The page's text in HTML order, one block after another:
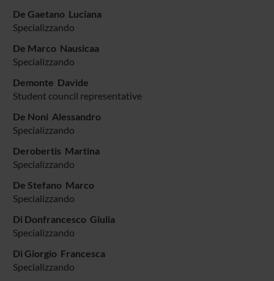
De Gaetano Luciana
Specializzando
De Marco Nausicaa
Specializzando
Demonte Davide
Student council representative
De Noni Alessandro
Specializzando
Derobertis Martina
Specializzando
De Stefano Marco
Specializzando
Di Donfrancesco Giulia
Specializzando
Di Giorgio Francesca
Specializzando